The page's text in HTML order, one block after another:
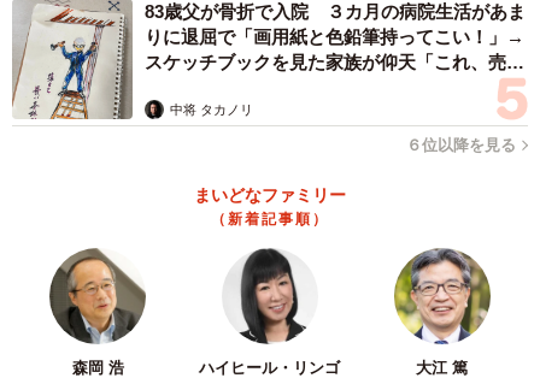
6/15
83歳父が骨折で入院 ３カ月の病院生活があま
りに退屈で「画用紙と色鉛筆持ってこい！」→
スケッチブックを見た家族が仰天「これ、売れ
中将 タカノリ
６位以降を見る
まいどなファミリー
（新着記事順）
森岡 浩 ハイヒール・リンゴ 大江 篤